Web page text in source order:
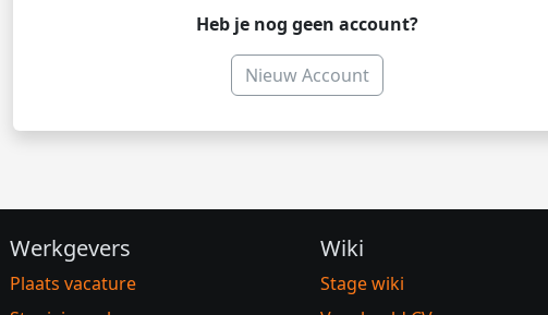
Heb je nog geen account?
Nieuw Account
Werkgevers
Plaats vacature
Wiki
Stage wiki